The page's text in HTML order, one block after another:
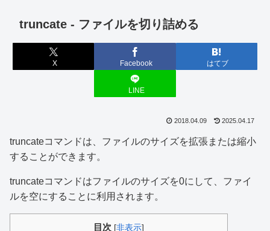
truncate - ファイルを切り詰める
X Facebook はてブ
LINE
2018.04.09 2025.04.17
truncateコマンドは、ファイルのサイズを拡張または縮小
することができます。
truncateコマンドはファイルのサイズを0にして、ファイ
ルを空にすることに利用されます。
目次 [非表示]